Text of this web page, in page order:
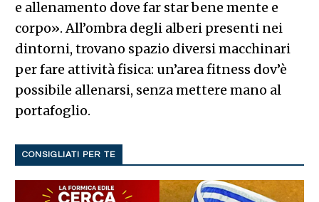
e allenamento dove far star bene mente e
corpo». All’ombra degli alberi presenti nei
dintorni, trovano spazio diversi macchinari
per fare attività fisica: un’area fitness dov’è
possibile allenarsi, senza mettere mano al
portafoglio.
CONSIGLIATI PER TE